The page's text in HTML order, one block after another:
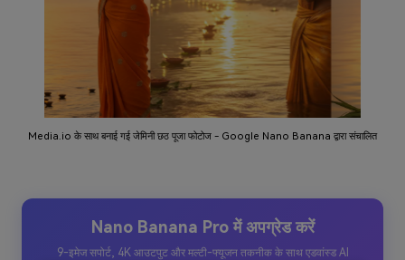
Media.io के साथ बनाई गई जेमिनी छठ पूजा फोटोज - Google Nano Banana द्वारा संचालित
Nano Banana Pro में अपग्रेड करें
9-इमेज सपोर्ट, 4K आउटपुट और मल्टी-फ्यूजन तकनीक के साथ एडवांस्ड AI